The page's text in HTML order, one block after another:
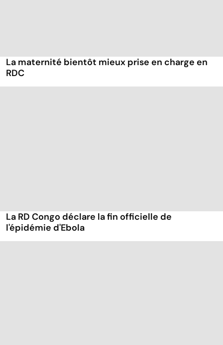
La maternité bientôt mieux prise en charge en
RDC
La RD Congo déclare la fin officielle de
l'épidémie d'Ebola